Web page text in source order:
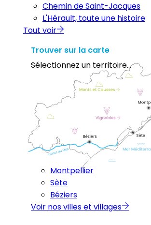
Chemin de Saint-Jacques
L'Hérault, toute une histoire
Tout voir
Trouver sur la carte
Sélectionnez un territoire...
Montpellier
Sète
Béziers
Voir nos villes et villages